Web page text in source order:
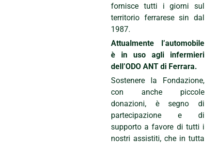
fornisce tutti i giorni sul
territorio ferrarese sin dal
1987.
Attualmente l’automobile
è in uso agli infermieri
dell’ODO ANT di Ferrara.
Sostenere la Fondazione,
con anche piccole
donazioni, è segno di
partecipazione e di
supporto a favore di tutti i
nostri assistiti, che in tutta